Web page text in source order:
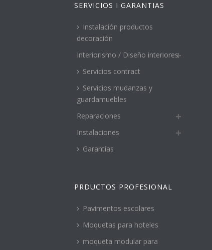
SERVICIOS I GARANTIAS
Instalación productos
decoración
Interiorismo / Diseño interiores
Servicios contract
Servicios mudanzas y
guardamuebles
Reparaciones
Instalaciones
Garantías
PRDUCTOS PROFESIONAL
Pavimentos escolares
Moquetas para hoteles
moqueta modular para